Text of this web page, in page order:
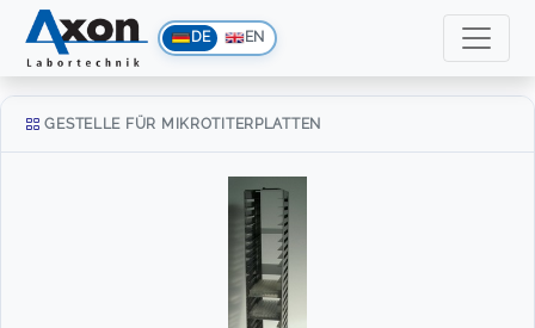
DE EN
GESTELLE FÜR MIKROTITERPLATTEN